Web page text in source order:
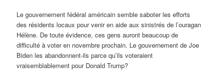
Le gouvernement fédéral américain semble saboter les efforts
des résidents locaux pour venir en aide aux sinistrés de l’ouragan
Hélène. De toute évidence, ces gens auront beaucoup de
difficulté à voter en novembre prochain. Le gouvernement de Joe
Biden les abandonnent-ils parce qu’ils voteraient
vraisemblablement pour Donald Trump?